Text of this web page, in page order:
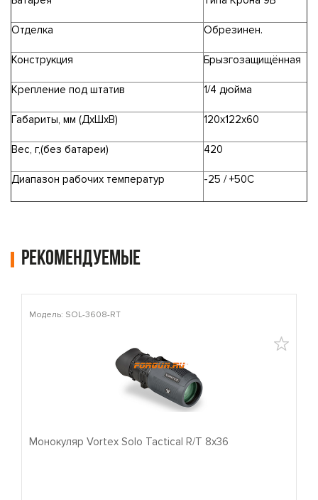
Отделка Обрезинен.
Конструкция Брызгозащищённая
Крепление под штатив 1/4 дюйма
Габариты, мм (ДхШхВ) 120х122х60
Вес, г,(без батареи) 420
Диапазон рабочих температур -25 / +50С
Рекомендуемые
Модель: SOL-3608-RT
Монокуляр Vortex Solo Tactical R/T 8x36